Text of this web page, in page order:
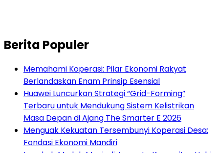
Berita Populer
Memahami Koperasi: Pilar Ekonomi Rakyat
Berlandaskan Enam Prinsip Esensial
Huawei Luncurkan Strategi “Grid-Forming”
Terbaru untuk Mendukung Sistem Kelistrikan
Masa Depan di Ajang The Smarter E 2026
Menguak Kekuatan Tersembunyi Koperasi Desa:
Fondasi Ekonomi Mandiri